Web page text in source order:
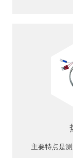
主要特点是